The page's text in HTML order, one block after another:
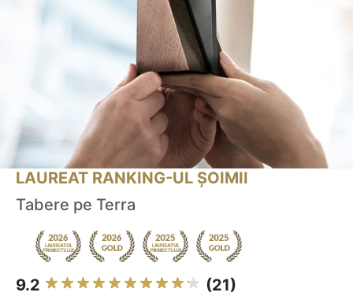
LAUREAT RANKING-UL ȘOIMII
Tabere pe Terra
9.2 (21)